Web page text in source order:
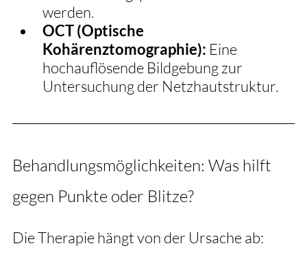
werden.
OCT (Optische
Kohärenztomographie): Eine
hochauflösende Bildgebung zur
Untersuchung der Netzhautstruktur.
Behandlungsmöglichkeiten: Was hilft
gegen Punkte oder Blitze?
Die Therapie hängt von der Ursache ab: